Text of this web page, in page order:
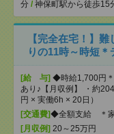
分 / 神保町駅から徒歩15
【完全在宅！】
りの11時～時短
[給 与] ◆時給1,700円
あり♪【月収例】 ・約
円 × 実働6h × 20日）
[交通費]◆全額支給 ＊家
[月収例] 20～25万円